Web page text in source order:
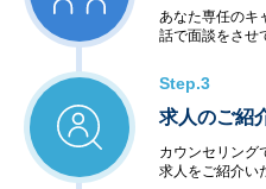
あなた専任のキ
話で面談をさせ
Step.3
求人のご紹
カウンセリング
求人をご紹介い